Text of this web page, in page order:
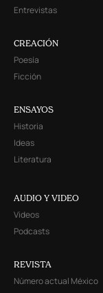
Entrevistas
CREACIÓN
Poesía
Ficción
ENSAYOS
Historia
Ideas
Literatura
AUDIO Y VIDEO
Videos
Podcasts
REVISTA
Número actual México